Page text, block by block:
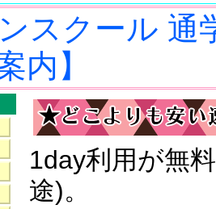
スクール 通
内】
1day利用が無
途)。